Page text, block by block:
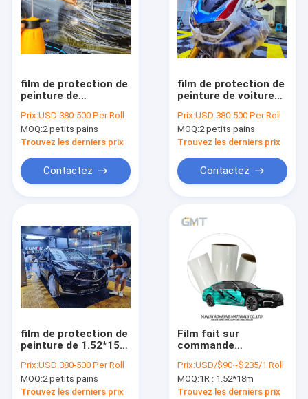
film de protection de
peinture de
film protecteur de
jaunissement de
corps automatique
Prix:USD 380-500 Per Roll
MOQ:2 petits pains
Trouvez les derniers prix
Contactez
film de protection de
peinture de voiture
ans de PPF
d'enveloppe de vinyle
Prix:USD 380-500 Per Roll
MOQ:2 petits pains
Trouvez les derniers prix
Contactez
film de protection de
peinture de 1.52*15m
de voiture d'éraflure
de 60 pouces
Prix:USD 380-500 Per Roll
MOQ:2 petits pains
Trouvez les derniers prix
Film fait sur
commande
Tiffany Lightening
d'impression de
Digital de voiture de
Prix:USD/$90~$235/1 Roll
MOQ:1R : 1.52*18m
Trouvez les derniers prix